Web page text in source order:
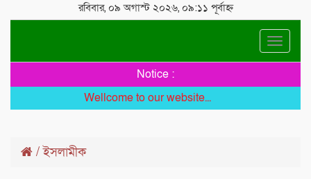
রবিবার, ০৯ অগাস্ট ২০২৬, ০৯:১১ পূর্বাহ্ন
Toggle
Notice :
Wellcome to our website...
/ইসলামীক